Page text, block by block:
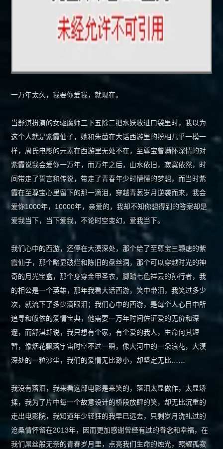
一万年太久，我要你爱我，就现在。
当舒淇扮演的女驱魔师三下五除二把水妖收进口袋里时，我以为
这个人就是紫霞仙子，她和朱茵在大话西游里的扮相几乎一模一
样，周氏电影的元素在西游里无处不在，至尊宝曾满怀深情的对
紫霞说我会爱你一万年，而万年之后，山水依旧，寂寞依然，时
间带走了誓言和传说，带走了青春年少时懵懂的梦想，而当时紫
霞在至尊宝心里留下的那一滴泪，穿越青葱岁月逆袭而来，我会
爱你1000年，10000年，亲爱的，我却不知你想得到的答案却是
爱我当下，当下爱我，不论时空变幻，爱我当下。
我们心中的西游，还停在大漠深处，那个给了至尊宝三颗痣的紫
霞仙子，那个略显破烂和陈旧的盘丝洞，那个可以穿越时光的神
奇的月光宝盒，那个身穿金甲圣衣，脚踏七色祥云的孙行者，我
的相公是一个英雄，那年我看大话西游，笑中带泪，我笑过多少
次，就流下了多少滴眼泪；我们心中的西游，是每个人心目中所
追寻和皈依的爱情宝典，他需要一万年时间佐证爱的无价和深
邃，而舒淇却说，我只想有个家，有个爱的我人，生命何其短
暂，像烟花飘落宇宙时空不过一瞬，像大河中的一朵浪花，大漠
深处的一粒沙尘，我们的爱情无比渺小，却坚定无比……
我没有落泪，我来看这部电影是来笑的，落泪太显做作，太显矫
揉，我为了片中每一个故意设计的桥段放肆的笑，却无比沉重的
走出电影院，我知道年少轻狂的我早已远去，只剩岁月洗礼过的
沧桑情怀留在2013年，因而更加感谢曾经有过的眷念和幸福，在
我们屌丝般无奈的青春岁月里，点亮我们生命的烛光，照耀孤寂